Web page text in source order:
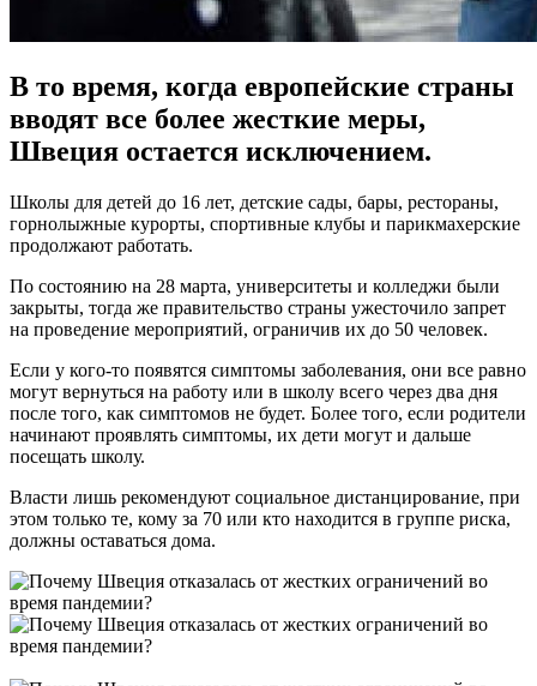
В то время, когда европейские страны
вводят все более жесткие меры,
Швеция остается исключением.
Школы для детей до 16 лет, детские сады, бары, рестораны,
горнолыжные курорты, спортивные клубы и парикмахерские
продолжают работать.
По состоянию на 28 марта, университеты и колледжи были
закрыты, тогда же правительство страны ужесточило запрет
на проведение мероприятий, ограничив их до 50 человек.
Если у кого-то появятся симптомы заболевания, они все равно
могут вернуться на работу или в школу всего через два дня
после того, как симптомов не будет. Более того, если родители
начинают проявлять симптомы, их дети могут и дальше
посещать школу.
Власти лишь рекомендуют социальное дистанцирование, при
этом только те, кому за 70 или кто находится в группе риска,
должны оставаться дома.